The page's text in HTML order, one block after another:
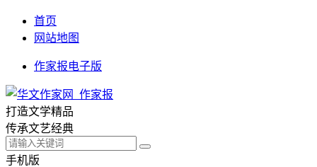
首页
网站地图
作家报电子版
打造文学精品
传承文艺经典
手机版